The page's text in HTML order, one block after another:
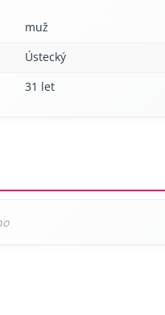
muž
Ústecký
31 let